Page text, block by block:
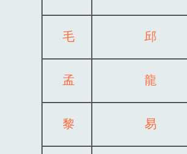
毛 邱
孟 龍
黎 易